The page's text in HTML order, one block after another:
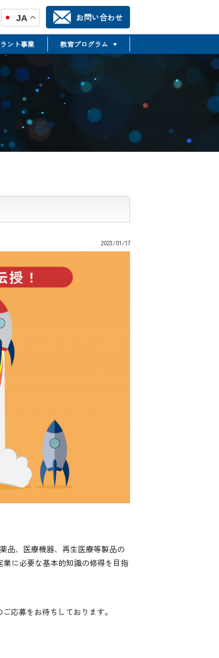
お問い合わせ
JA
ント事業 教育プログラム
TSMTP
Translational Science &
Medicine Training Program
2023/01/17
品、医療機器、再生医療等製品の
に必要な基本的知識の修得を目指
応募をお待ちしております。